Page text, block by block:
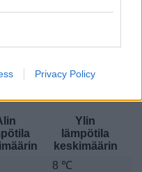
Privacy Policy
lämpötila
Ylin
lämpötila
keskimäärin
8 ℃